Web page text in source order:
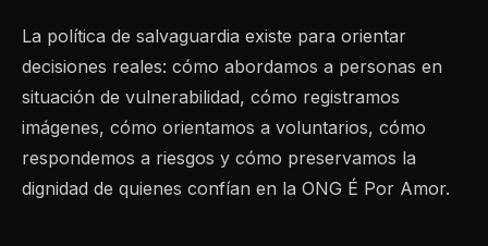
La política de salvaguardia existe para orientar
decisiones reales: cómo abordamos a personas en
situación de vulnerabilidad, cómo registramos
imágenes, cómo orientamos a voluntarios, cómo
respondemos a riesgos y cómo preservamos la
dignidad de quienes confían en la ONG É Por Amor.